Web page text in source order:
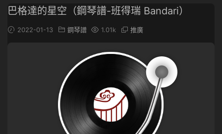
巴格達的星空（鋼琴譜-班得瑞 Bandari）
2022-01-13 鋼琴譜 1.01k 推廣